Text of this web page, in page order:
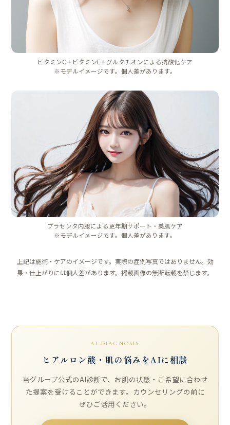
ビタミンC＋ビタミンE＋グルタチオンによる抗酸化ケア
※モデルイメージです。個人差があります。
プラセンタ内服による更年期サポート・美肌ケア
※モデルイメージです。個人差があります。
上記は施術・ケアのイメージです。実際の症例写真ではありません。効
果・仕上がりには個人差があります。掲載画像の無断転載を禁じます。
AI DIAGNOSIS
ヒアルロン酸・肌の悩みをAIに相談
当グループ公式のAI診断で、お肌の状態・ご希望に合わせ
た提案を受けることができます。カウンセリングの前に
ぜひご活用ください。